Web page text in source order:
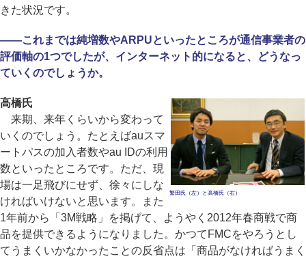
きた状況です。
――これまでは純増数やARPUといったところが通信事業者の
評価軸の1つでしたが、インターネット的になると、どうなっ
ていくのでしょうか。
繁田氏（左）と高橋氏（右）
高橋氏
来期、来年くらいから変わって
いくのでしょう。たとえばauスマ
ートパスの加入者数やau IDの利用
数といったところです。ただ、現
場は一足飛びにせず、徐々にしな
ければいけないと思います。また
1年前から「3M戦略」を掲げて、ようやく2012年春商戦で商
品を提供できるようになりました。かつてFMCをやろうとし
てうまくいかなかったことの反省点は「商品がなければうまく